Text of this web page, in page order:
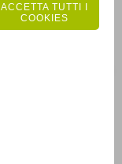
ACCETTA TUTTI I
COOKIES